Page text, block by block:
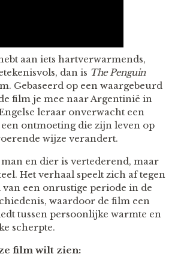
aan iets hartverwarmends,
dan is The Penguin
Gebaseerd op een waargebeurd
film je mee naar Argentinië in
leraar onverwacht een
ontmoeting die zijn leven op
wijze verandert.
man en dier is vertederend, maar
Het verhaal speelt zich af tegen
een onrustige periode in de
waardoor de film een
tussen persoonlijke warmte en
scherpte.
film wilt zien: